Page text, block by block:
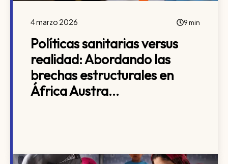
4 marzo 2026 9 min
Políticas sanitarias versus
realidad: Abordando las
brechas estructurales en
África Austra...